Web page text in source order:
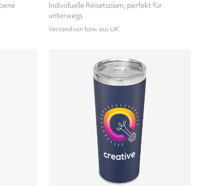
Individuelle Reisetassen, perfekt für
unterwegs
Versand von bzw. aus UK